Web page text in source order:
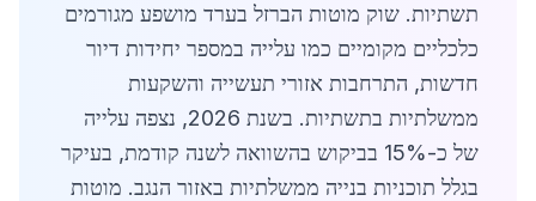
תשתיות. שוק מוטות הברזל בערד מושפע מגורמים
כלכליים מקומיים כמו עלייה במספר יחידות דיור
חדשות, התרחבות אזורי תעשייה והשקעות
ממשלתיות בתשתיות. בשנת 2026, נצפה עלייה
של כ-15% בביקוש בהשוואה לשנה קודמת, בעיקר
בגלל תוכניות בנייה ממשלתיות באזור הנגב. מוטות